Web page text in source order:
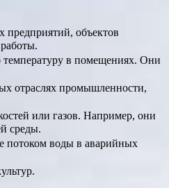
объектов
температуру в помещениях. Они
отраслях промышленности,
или газов. Например, они
среды.
потоком воды в аварийных